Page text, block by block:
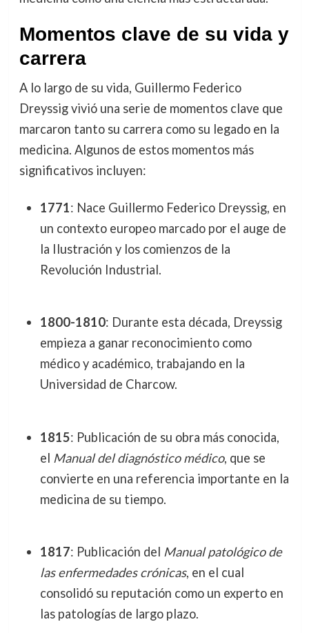
Momentos clave de su vida y
carrera
A lo largo de su vida, Guillermo Federico
Dreyssig vivió una serie de momentos clave que
marcaron tanto su carrera como su legado en la
medicina. Algunos de estos momentos más
significativos incluyen:
1771: Nace Guillermo Federico Dreyssig, en
un contexto europeo marcado por el auge de
la Ilustración y los comienzos de la
Revolución Industrial.
1800-1810: Durante esta década, Dreyssig
empieza a ganar reconocimiento como
médico y académico, trabajando en la
Universidad de Charcow.
1815: Publicación de su obra más conocida,
el Manual del diagnóstico médico, que se
convierte en una referencia importante en la
medicina de su tiempo.
1817: Publicación del Manual patológico de
las enfermedades crónicas, en el cual
consolidó su reputación como un experto en
las patologías de largo plazo.